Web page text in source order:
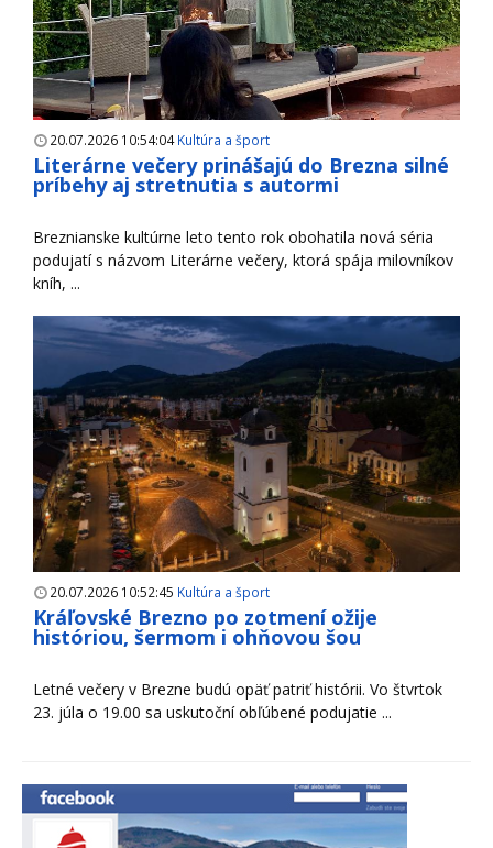
20.07.2026 10:54:04Kultúra a šport
Literárne večery prinášajú do Brezna silné
príbehy aj stretnutia s autormi
Breznianske kultúrne leto tento rok obohatila nová séria
podujatí s názvom Literárne večery, ktorá spája milovníkov
kníh, ...
20.07.2026 10:52:45 Kultúra a šport
Kráľovské Brezno po zotmení ožije
históriou, šermom i ohňovou šou
Letné večery v Brezne budú opäť patriť histórii. Vo štvrtok
23. júla o 19.00 sa uskutoční obľúbené podujatie ...